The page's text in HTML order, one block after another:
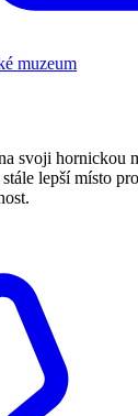
muzeum
svoji hornickou
stále lepší místo